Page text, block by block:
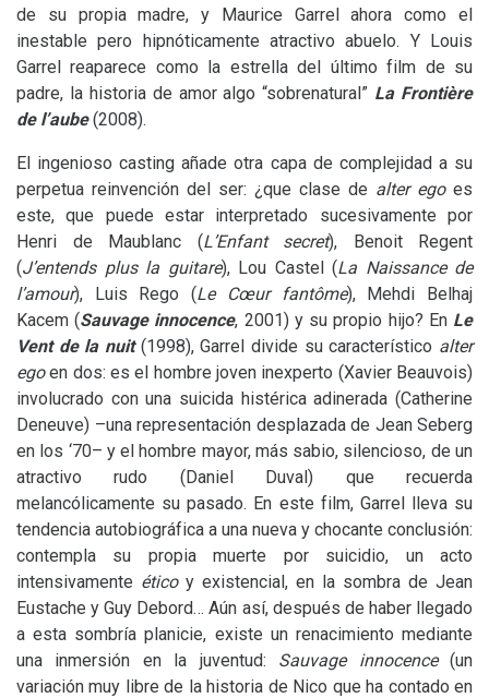
de su propia madre, y Maurice Garrel ahora como el
inestable pero hipnóticamente atractivo abuelo. Y Louis
Garrel reaparece como la estrella del último film de su
padre, la historia de amor algo “sobrenatural” La Frontière
de l’aube(2008).
El ingenioso casting añade otra capa de complejidad a su
perpetua reinvención del ser: ¿que clase de alter egoes
este, que puede estar interpretado sucesivamente por
Henri de Maublanc (L’Enfant secret), Benoit Regent
(J’entends plus la guitare), Lou Castel (La Naissance de
l’amour), Luis Rego (Le Cœur fantôme), Mehdi Belhaj
Kacem (Sauvage innocence, 2001) y su propio hijo? En Le
Vent de la nuit(1998), Garrel divide su característico alter
egoen dos: es el hombre joven inexperto (Xavier Beauvois)
involucrado con una suicida histérica adinerada (Catherine
Deneuve) –una representación desplazada de Jean Seberg
en los ‘70– y el hombre mayor, más sabio, silencioso, de un
atractivo rudo (Daniel Duval) que recuerda
melancólicamente su pasado. En este film, Garrel lleva su
tendencia autobiográfica a una nueva y chocante conclusión:
contempla su propia muerte por suicidio, un acto
intensivamente éticoy existencial, en la sombra de Jean
Eustache y Guy Debord… Aún así, después de haber llegado
a esta sombría planicie, existe un renacimiento mediante
una inmersión en la juventud: Sauvage innocence(un
variación muy libre de la historia de Nico que ha contado en